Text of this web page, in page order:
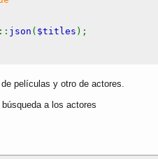
:: json ( $titles );
películas y otro de actores.
a los actores